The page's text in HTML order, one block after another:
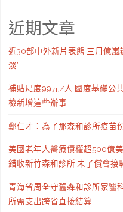
近期文章
近30部中外新片表態 三月億嵐
淡”
補貼尺度99元/人 國度基礎公
檢新增這些辦事
鄭仁才：為了那森和診所疫苗
美國老年人醫療債權超500億
錯收新竹森和診所 未了償會接
青海省周全守舊森和診所家醫
所需支出跨省直接結算